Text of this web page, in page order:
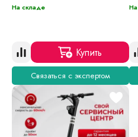
На складе
Купить
Связаться с экспертом